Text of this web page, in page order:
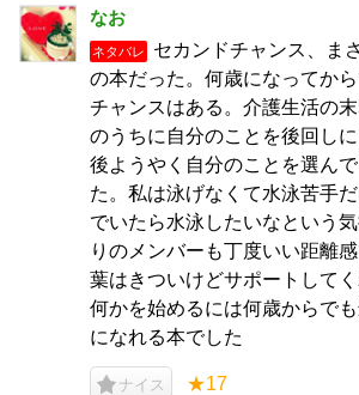
なお
ネタバレ
セカンドチャンス、ま
の本だった。何歳になってか
チャンスはある。介護生活の
のうちに自分のことを後回し
後ようやく自分のことを選ん
た。私は泳げなくて水泳苦手
でいたら水泳したいなという
りのメンバーも丁度いい距離
葉はきついけどサポートして
何かを始めるには何歳からで
になれる本でした
ナイス ★17